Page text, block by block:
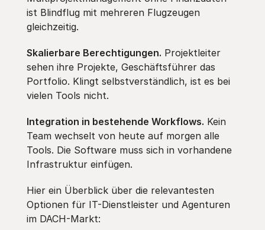
ist Blindflug mit mehreren Flugzeugen
gleichzeitig.
Skalierbare Berechtigungen. Projektleiter
sehen ihre Projekte, Geschäftsführer das
Portfolio. Klingt selbstverständlich, ist es bei
vielen Tools nicht.
Integration in bestehende Workflows. Kein
Team wechselt von heute auf morgen alle
Tools. Die Software muss sich in vorhandene
Infrastruktur einfügen.
Hier ein Überblick über die relevantesten
Optionen für IT-Dienstleister und Agenturen
im DACH-Markt: